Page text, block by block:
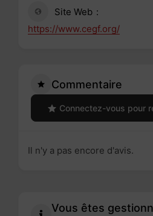
Site Web
https://www.cegf.org/
Commentaire
Connectez-vous pour
Il n'y a pas encore d'avis.
Vous êtes